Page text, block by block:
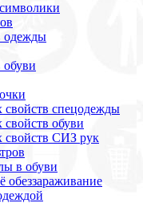
одежды
обуви
спецодежды
обуви
свойств СИЗ рук
в обуви
обеззараживание